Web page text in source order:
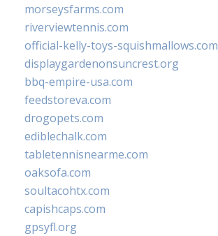
morseysfarms.com
riverviewtennis.com
official-kelly-toys-squishmallows.com
displaygardenonsuncrest.org
bbq-empire-usa.com
feedstoreva.com
drogopets.com
ediblechalk.com
tabletennisnearme.com
oaksofa.com
soultacohtx.com
capishcaps.com
gpsyfl.org